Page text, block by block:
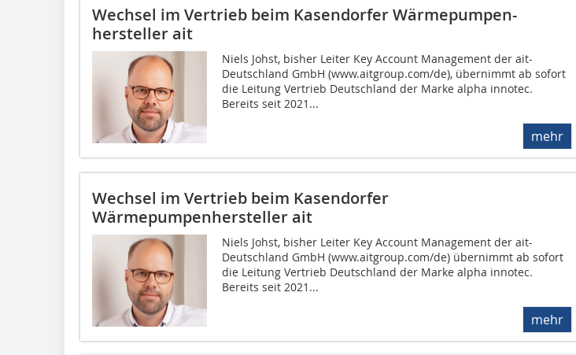
Wechsel im Vertrieb beim Kasendorfer Wärmepumpen-
hersteller ait
Niels Johst, bisher Leiter Key Account Management der ait-
Deutschland GmbH (www.aitgroup.com/de), übernimmt ab sofort
die ­Leitung Vertrieb Deutschland der Marke alpha innotec.
Bereits seit 2021...
mehr
Wechsel im Vertrieb beim Kasendorfer
Wärmepumpenhersteller ait
Niels Johst, bisher Leiter Key Account Management der ait-
Deutschland GmbH (www.aitgroup.com/de) übernimmt ab sofort
die Leitung Vertrieb Deutschland der Marke alpha innotec.
Bereits seit 2021...
mehr